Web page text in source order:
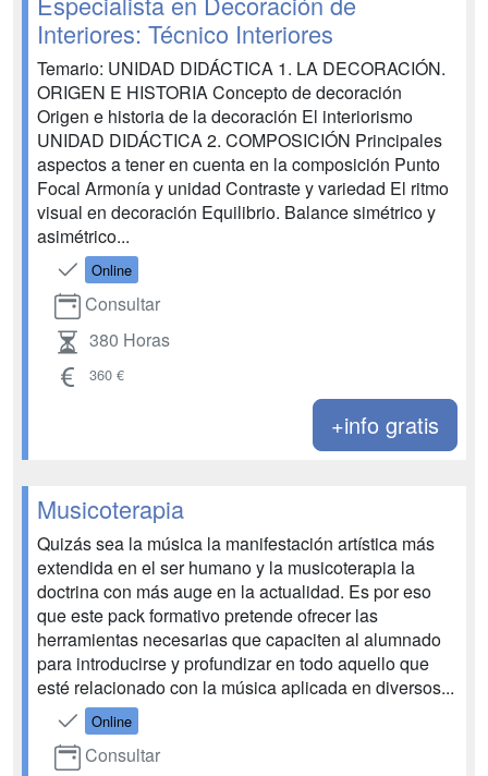
Interiores: Técnico Interiores
Temario: UNIDAD DIDÁCTICA 1. LA DECORACIÓN.
ORIGEN E HISTORIA Concepto de decoración
Origen e historia de la decoración El interiorismo
UNIDAD DIDÁCTICA 2. COMPOSICIÓN Principales
aspectos a tener en cuenta en la composición Punto
Focal Armonía y unidad Contraste y variedad El ritmo
visual en decoración Equilibrio. Balance simétrico y
asimétrico...
Online
Consultar
380 Horas
360 €
+info gratis
Musicoterapia
Quizás sea la música la manifestación artística más
extendida en el ser humano y la musicoterapia la
doctrina con más auge en la actualidad. Es por eso
que este pack formativo pretende ofrecer las
herramientas necesarias que capaciten al alumnado
para introducirse y profundizar en todo aquello que
esté relacionado con la música aplicada en diversos...
Online
Consultar